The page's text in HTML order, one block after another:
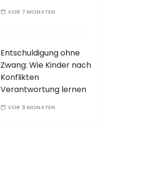
VOR 7 MONATEN
Entschuldigung ohne
Zwang: Wie Kinder nach
Konflikten
Verantwortung lernen
VOR 9 MONATEN